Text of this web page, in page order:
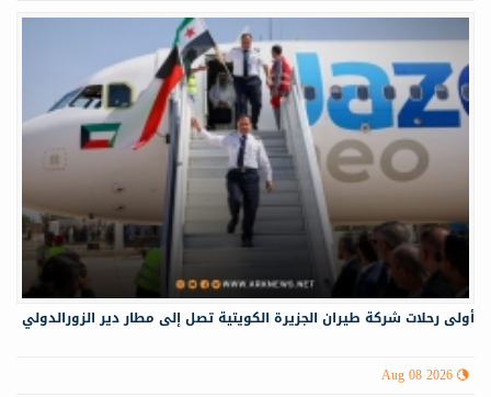
أولى رحلات شركة طيران الجزيرة الكويتية تصل إلى مطار دير الزورالدولي
Aug 08 2026